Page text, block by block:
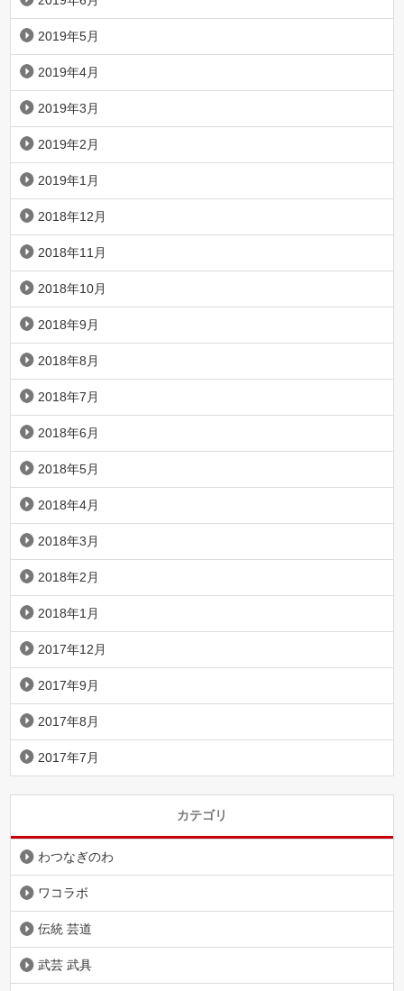
2019年5月
2019年4月
2019年3月
2019年2月
2019年1月
2018年12月
2018年11月
2018年10月
2018年9月
2018年8月
2018年7月
2018年6月
2018年5月
2018年4月
2018年3月
2018年2月
2018年1月
2017年12月
2017年9月
2017年8月
2017年7月
カテゴリ
わつなぎのわ
ワコラボ
伝統 芸道
武芸 武具